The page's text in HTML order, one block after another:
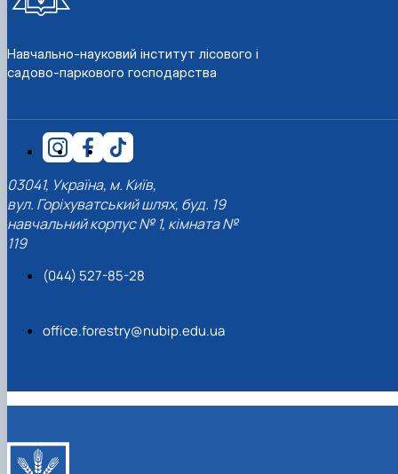
Навчально-науковий інститут лісового і
садово-паркового господарства
03041, Україна, м. Київ,
вул. Горіхуватський шлях, буд. 19
навчальний корпус № 1, кімната №
119
(044) 527-85-28
office.forestry@nubip.edu.ua